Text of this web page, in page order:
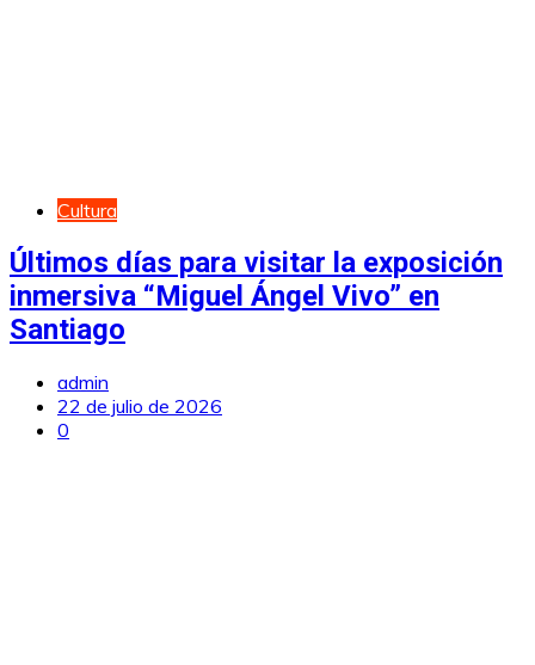
Cultura
Últimos días para visitar la exposición
inmersiva “Miguel Ángel Vivo” en
Santiago
admin
22 de julio de 2026
0